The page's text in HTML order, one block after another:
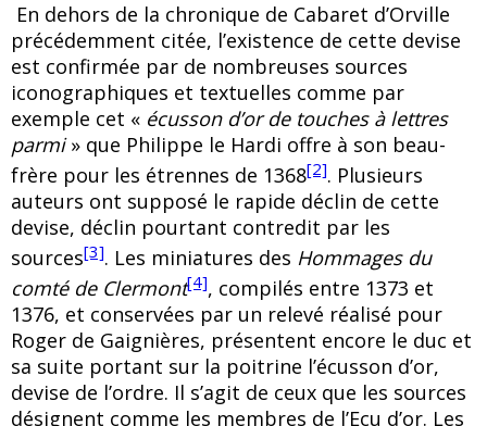
En dehors de la chronique de Cabaret d’Orville
précédemment citée, l’existence de cette devise
est confirmée par de nombreuses sources
iconographiques et textuelles comme par
exemple cet « écusson d’or de touches à lettres
parmi» que Philippe le Hardi offre à son beau-
frère pour les étrennes de 1368[2]. Plusieurs
auteurs ont supposé le rapide déclin de cette
devise, déclin pourtant contredit par les
sources[3]. Les miniatures des Hommages du
comté de Clermont[4], compilés entre 1373 et
1376, et conservées par un relevé réalisé pour
Roger de Gaignières, présentent encore le duc et
sa suite portant sur la poitrine l’écusson d’or,
devise de l’ordre. Il s’agit de ceux que les sources
désignent comme les membres de l’Ecu d’or. Les